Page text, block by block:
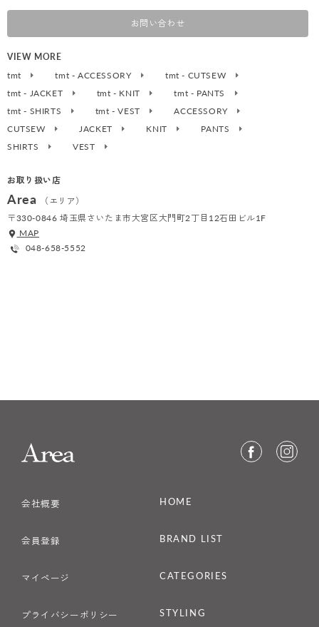
お問い合わせ
VIEW MORE
tmt
tmt - ACCESSORY
tmt - CUTSEW
tmt - JACKET
tmt - KNIT
tmt - PANTS
tmt - SHIRTS
tmt - VEST
ACCESSORY
CUTSEW
JACKET KNIT
PANTS
SHIRTS
VEST
お取り扱い店
Area
（エリア）
〒330-0846 埼玉県さいたま市大宮区大門町2丁目12石田ビル1F
MAP
048-658-5552
会社概要
会員登録
マイページ
プライバシーポリシー
HOME
BRAND LIST
CATEGORIES
STYLING